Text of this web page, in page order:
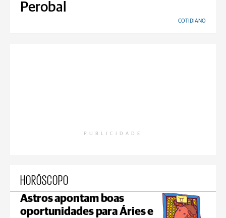
Perobal
COTIDIANO
PUBLICIDADE
HORÓSCOPO
Astros apontam boas
oportunidades para Áries e